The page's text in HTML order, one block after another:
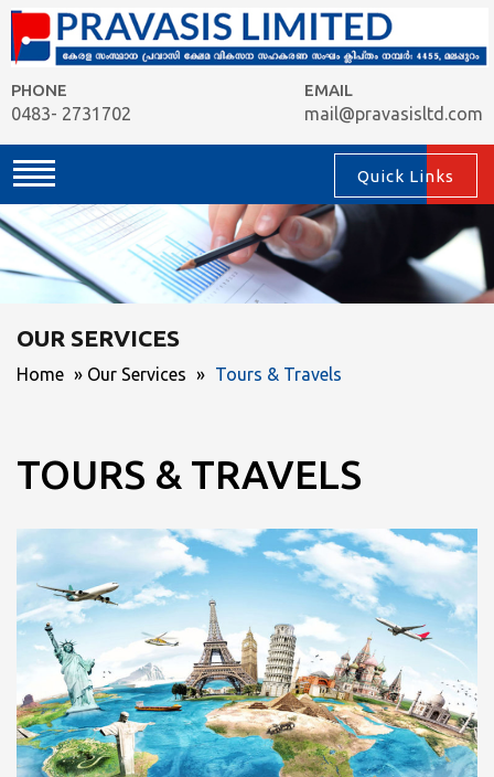
PHONE
0483- 2731702
EMAIL
mail@pravasisltd.com
Quick Links
OUR SERVICES
Home » Our Services » Tours & Travels
TOURS & TRAVELS